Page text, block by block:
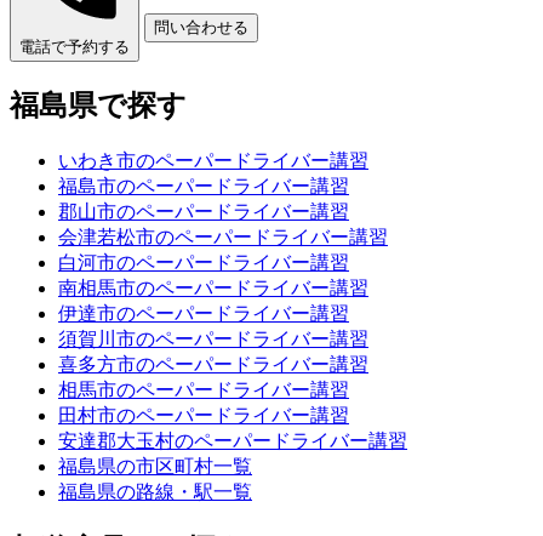
電話で予約する
問い合わせる
福島県で探す
いわき市のペーパードライバー講習
福島市のペーパードライバー講習
郡山市のペーパードライバー講習
会津若松市のペーパードライバー講習
白河市のペーパードライバー講習
南相馬市のペーパードライバー講習
伊達市のペーパードライバー講習
須賀川市のペーパードライバー講習
喜多方市のペーパードライバー講習
相馬市のペーパードライバー講習
田村市のペーパードライバー講習
安達郡大玉村のペーパードライバー講習
福島県の市区町村一覧
福島県の路線・駅一覧